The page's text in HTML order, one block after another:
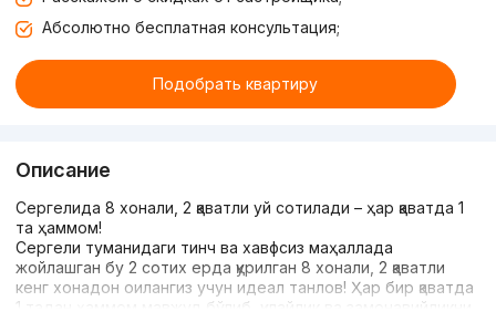
Абсолютно бесплатная консультация;
Подобрать квартиру
Описание
Сергелида 8 хонали, 2 қаватли уй сотилади – ҳар қаватда 1
та ҳаммом!
Сергели туманидаги тинч ва хавфсиз маҳаллада
жойлашган бу 2 сотих ерда қурилган 8 хонали, 2 қаватли
кенг хонадон оилангиз учун идеал танлов! Ҳар бир қаватда
1 тадан ҳаммом мавжуд бўлиб, қулайлик ва замонавийликни